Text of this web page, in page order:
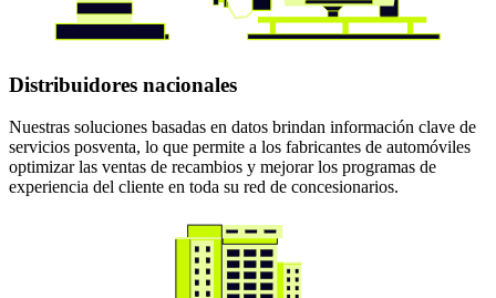
Distribuidores nacionales
Nuestras soluciones basadas en datos brindan información clave de
servicios posventa, lo que permite a los fabricantes de automóviles
optimizar las ventas de recambios y mejorar los programas de
experiencia del cliente en toda su red de concesionarios.